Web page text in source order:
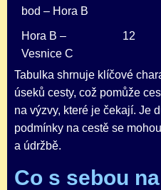
bod – Hora B
Hora B –
Vesnice C
12
Tabulka shrnuje klíčové
úseků cesty, což pomůže
na výzvy, které je čekají. Je
podmínky na cestě se
a údržbě.
Co s sebou